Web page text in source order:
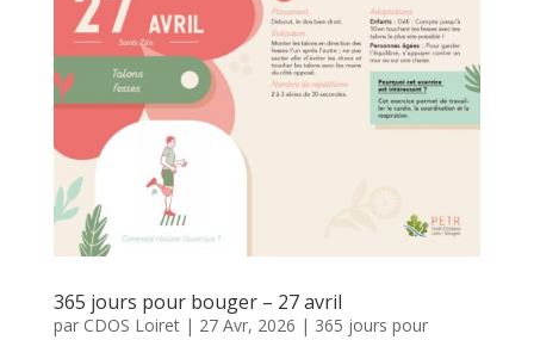
365 jours pour bouger – 27 avril
par CDOS Loiret| 27 Avr, 2026 | 365 jours pour